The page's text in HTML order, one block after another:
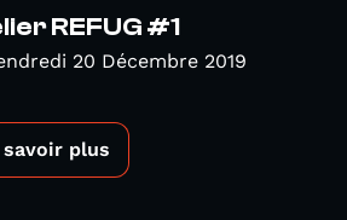
REFUG #1
20 Décembre 2019
savoir plus